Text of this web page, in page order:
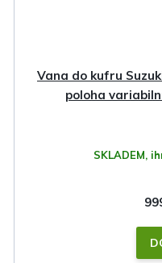
Vana do kufru
poloha
SKLADEM,